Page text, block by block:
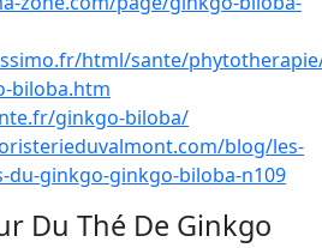
html/sante/
biloba.htm
ginkgo-biloba/
blog/les-
du-ginkgo-ginkgo-biloba-n109
Du Thé De Ginkgo